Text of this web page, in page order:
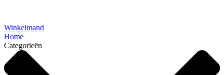
Winkelmand
Home
Categorieën